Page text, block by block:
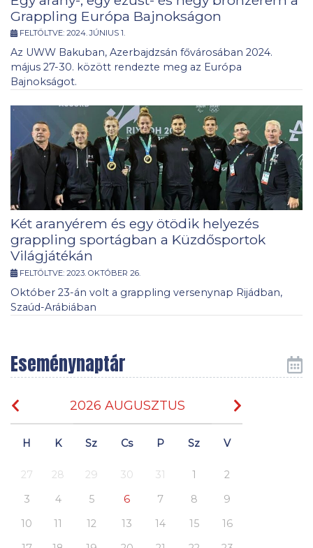
Grappling Európa Bajnokságon
FELTÖLTVE: 2024. JÚNIUS 1.
Az UWW Bakuban, Azerbajdzsán fővárosában 2024.
május 27-30. között rendezte meg az Európa
Bajnokságot.
Két aranyérem és egy ötödik helyezés
grappling sportágban a Küzdősportok
Világjátékán
FELTÖLTVE: 2023. OKTÓBER 26.
Október 23-án volt a grappling versenynap Rijádban,
Szaúd-Arábiában
Eseménynaptár
2026 AUGUSZTUS
H K Sz Cs P Sz V
27 28 29 30 31 1
2
3
4 5 6 7 8
9
10
11 12 13 14 15
16